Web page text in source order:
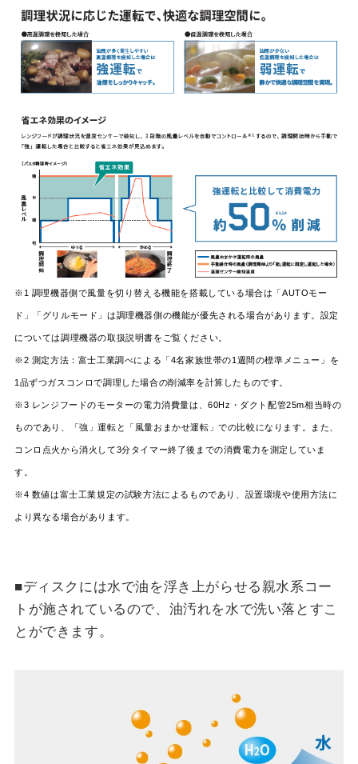
※1 調理機器側で風量を切り替える機能を搭載している場合は「AUTOモー
ド」「グリルモード」は調理機器側の機能が優先される場合があります。設定
については調理機器の取扱説明書をご覧ください。
※2 測定方法：富士工業調べによる「4名家族世帯の1週間の標準メニュー」を
1品ずつガスコンロで調理した場合の削減率を計算したものです。
※3 レンジフードのモーターの電力消費量は、60Hz・ダクト配管25m相当時の
ものであり、「強」運転と「風量おまかせ運転」での比較になります。また、
コンロ点火から消火して3分タイマー終了後までの消費電力を測定していま
す。
※4 数値は富士工業規定の試験方法によるものであり、設置環境や使用方法に
より異なる場合があります。
■ディスクには水で油を浮き上がらせる親水系コー
トが施されているので、油汚れを水で洗い落とすこ
とができます。